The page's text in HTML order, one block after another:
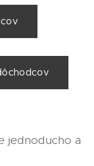
jednoducho a